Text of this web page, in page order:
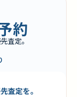
約
査定。
査定を。